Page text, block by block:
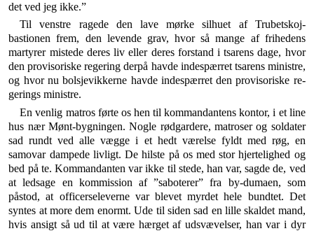
det ved jeg ikke.”
Til venstre ragede den lave mørke silhuet af Tru­betskoj-
bastionen frem, den levende grav, hvor så mange af frihedens
martyrer mistede deres liv eller deres forstand i tsarens dage, hvor
den provisoriske regering derpå havde indespærret tsarens ministre,
og hvor nu bolsjevikkerne havde indespærret den provisoriske re­
gerings ministre.
En venlig matros førte os hen til kommandantens kon­tor, i et line
hus nær Mønt-bygningen. Nogle rødgardere, matroser og soldater
sad rundt ved alle vægge i et hedt værelse fyldt med røg, en
samovar dampede livligt. De hilste på os med stor hjertelighed og
bed på te. Kom­mandanten var ikke til stede, han var, sagde de, ved
at ledsage en kommission af ”saboterer” fra by-dumaen, som
påstod, at officerseleverne var blevet myrdet hele bundtet. Det
syntes at more dem enormt. Ude til si­den sad en lille skaldet mand,
hvis ansigt så ud til at være hærget af udsvævelser, han var i dyr